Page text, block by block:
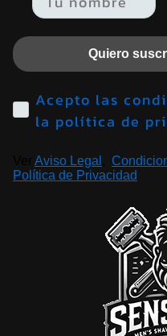
Quiero
Acepto las condiciones
la política de
Aviso Legal
Política de Privacidad